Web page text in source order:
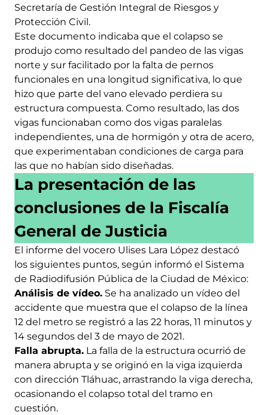
Secretaría de Gestión Integral de Riesgos y
Protección Civil.
Este documento indicaba que el colapso se
produjo como resultado del pandeo de las vigas
norte y sur facilitado por la falta de pernos
funcionales en una longitud significativa, lo que
hizo que parte del vano elevado perdiera su
estructura compuesta. Como resultado, las dos
vigas funcionaban como dos vigas paralelas
independientes, una de hormigón y otra de acero,
que experimentaban condiciones de carga para
las que no habían sido diseñadas.
La presentación de las
conclusiones de la Fiscalía
General de Justicia
El informe del vocero Ulises Lara López destacó
los siguientes puntos, según informó el Sistema
de Radiodifusión Pública de la Ciudad de México:
Análisis de vídeo. Se ha analizado un vídeo del
accidente que muestra que el colapso de la línea
12 del metro se registró a las 22 horas, 11 minutos y
14 segundos del 3 de mayo de 2021.
Falla abrupta. La falla de la estructura ocurrió de
manera abrupta y se originó en la viga izquierda
con dirección Tláhuac, arrastrando la viga derecha,
ocasionando el colapso total del tramo en
cuestión.